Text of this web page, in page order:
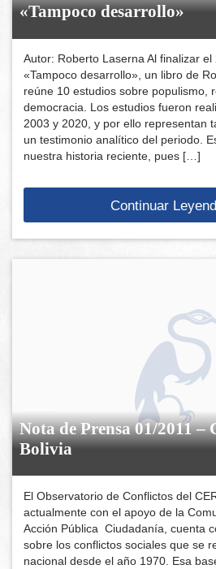
«Tampoco desarrollo»
Autor: Roberto Laserna Al finalizar
«Tampoco desarrollo», un libro de
reúne 10 estudios sobre populismo,
democracia. Los estudios fueron
2003 y 2020, y por ello representan
un testimonio analítico del periodo.
nuestra historia reciente, pues […]
Continuar
Nota de Prensa 01/2011 –
Bolivia
El Observatorio de Conflictos del
actualmente con el apoyo de la
Acción Pública Ciudadanía, cuenta
sobre los conflictos sociales que se
nacional desde el año 1970. Esa